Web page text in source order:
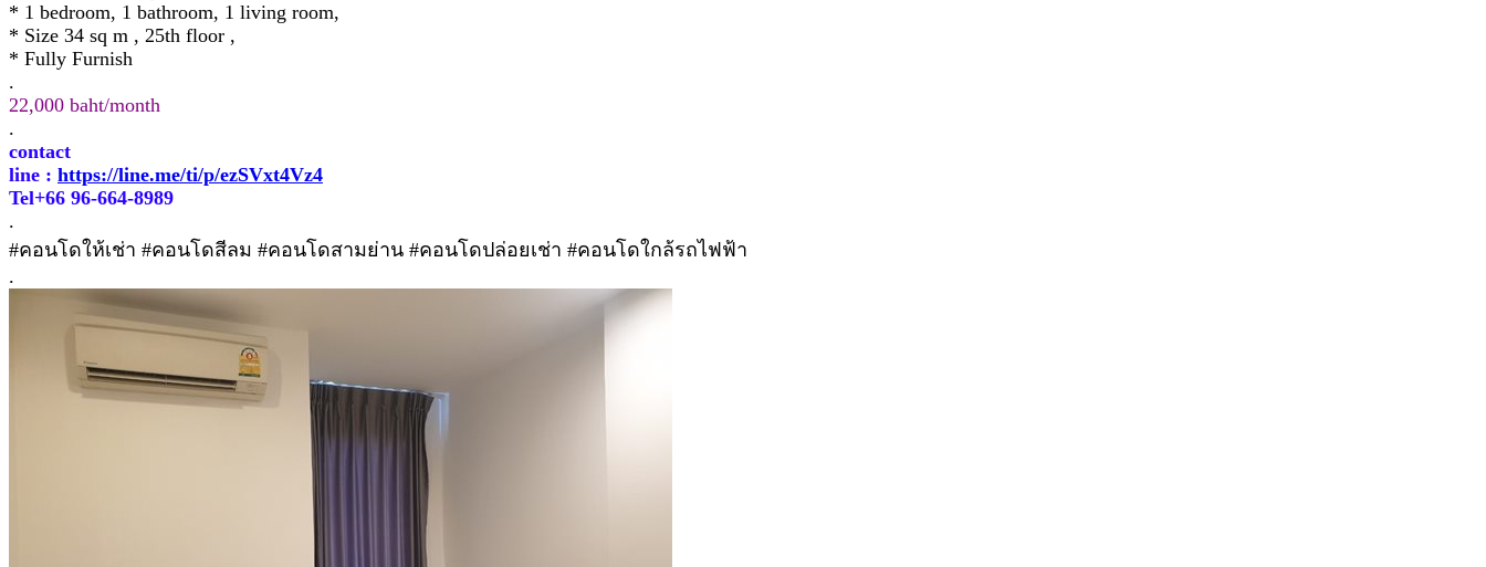
* 1 bedroom, 1 bathroom, 1 living room,
* Size 34 sq m , 25th floor ,
* Fully Furnish
.
22,000 baht/month
.
contact
line : https://line.me/ti/p/ezSVxt4Vz4
Tel+66 96-664-8989
.
#คอนโดให้เช่า #คอนโดสีลม #คอนโดสามย่าน #คอนโดปล่อยเช่า #คอนโดใกล้รถไฟฟ้า
.